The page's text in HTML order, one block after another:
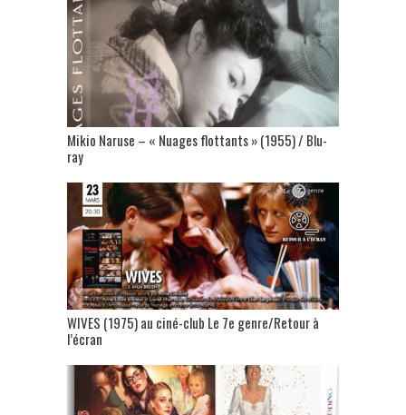
Mikio Naruse – « Nuages flottants » (1955) / Blu-
ray
WIVES (1975) au ciné-club Le 7e genre/Retour à
l’écran